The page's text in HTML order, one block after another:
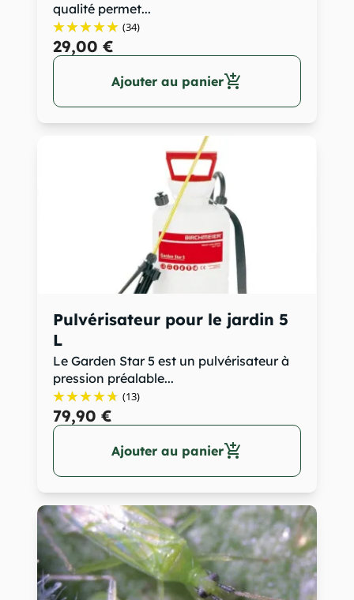
qualité permet...
(34)
29,00 €
Ajouter au panieradd_shopping_cart
Pulvérisateur pour le jardin 5
L
Le Garden Star 5 est un pulvérisateur à
pression préalable...
(13)
79,90 €
Ajouter au panieradd_shopping_cart